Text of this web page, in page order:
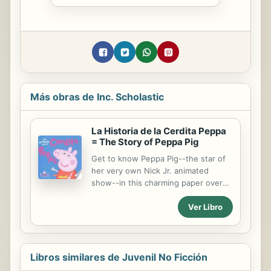
Más obras de Inc. Scholastic
La Historia de la Cerdita Peppa
= The Story of Peppa Pig
Get to know Peppa Pig--the star of
her very own Nick Jr. animated
show--in this charming paper over
board storybook. Peppa Pig is a
lovable (but slightly bossy) little
piggy who lives with Mummy Pig,
Daddy Pig, and her little brother,
George. This charming storybook is
the perfect introduction to Peppa
Ver Libro
Libros similares de Juvenil No Ficción